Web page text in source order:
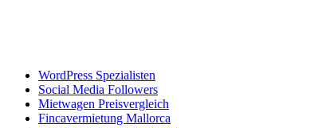
WordPress Spezialisten
Social Media Followers
Mietwagen Preisvergleich
Fincavermietung Mallorca